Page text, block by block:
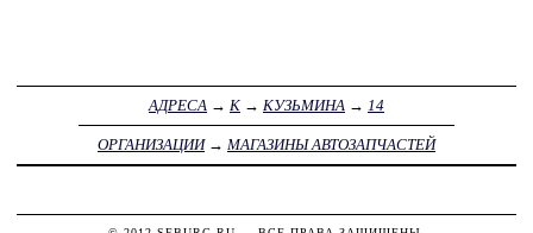
АДРЕСА → К → КУЗЬМИНА → 14
ОРГАНИЗАЦИИ→ МАГАЗИНЫ АВТОЗАПЧАСТЕЙ